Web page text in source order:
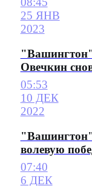
25 ЯНВ
2023
Овечкин
05:53
10 ДЕК
2022
волевую
07:40
6 ДЕК